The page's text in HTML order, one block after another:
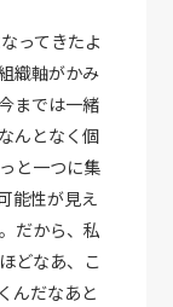
ってきたよ
織軸がかみ
までは一緒
んとなく個
と一つに集
能性が見え
だから、私
どなあ、こ
んだなあと